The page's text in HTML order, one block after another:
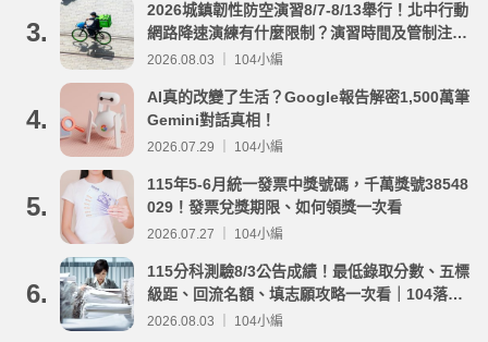
3.
2026城鎮韌性防空演習8/7-8/13舉行！北中行動
網路降速演練有什麼限制？演習時間及管制注意
事項整理
2026.08.03 ｜ 104小編
4.
AI真的改變了生活？Google報告解密1,500萬筆
Gemini對話真相！
2026.07.29 ｜ 104小編
5.
115年5-6月統一發票中獎號碼，千萬獎號38548
029！發票兌獎期限、如何領獎一次看
2026.07.27 ｜ 104小編
6.
115分科測驗8/3公告成績！最低錄取分數、五標
級距、回流名額、填志願攻略一次看｜104落點
分析
2026.08.03 ｜ 104小編